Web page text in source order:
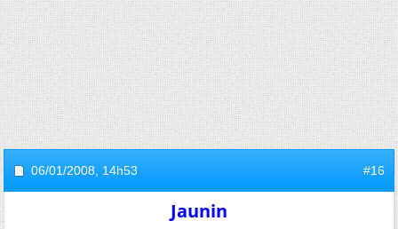
06/01/2008, 14h53 #16
Jaunin